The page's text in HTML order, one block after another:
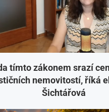
tímto zákonem srazí
nemovitostí, říká
Šichtářová